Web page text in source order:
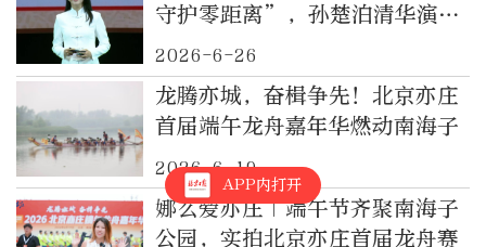
守护零距离”，孙楚泊清华演讲
干货满满！
2026-6-26
龙腾亦城，奋楫争先！北京亦庄
首届端午龙舟嘉年华燃动南海子
2026-6-19
娜么爱亦庄｜端午节齐聚南海子
公园，实拍北京亦庄首届龙舟赛
APP内打开